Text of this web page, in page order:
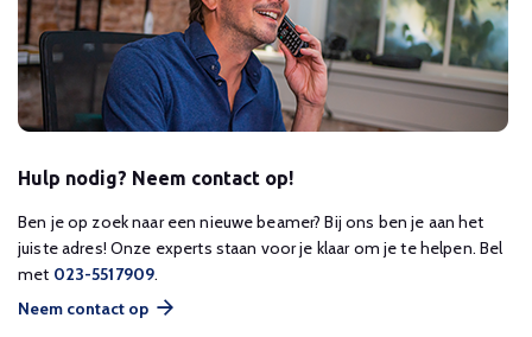
Hulp nodig? Neem contact op!
Ben je op zoek naar een nieuwe beamer? Bij ons ben je aan het
juiste adres! Onze experts staan voor je klaar om je te helpen. Bel
met 023-5517909.
Neem contact op